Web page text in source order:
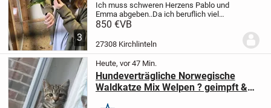
3
Ich muss schweren Herzens Pablo und
Emma abgeben..Da ich beruflich viel
unterwegs sein werde.Pablo kommt
gebe die auch nur zusammen ab..
850 €VB
27308 Kirchlinteln
Heute, vor 47 Min.
Hundeverträgliche Norwegische
Waldkatze Mix Welpen ? geimpft &